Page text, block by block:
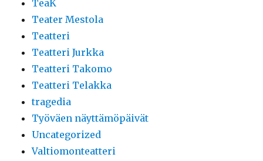
TeaK
Teater Mestola
Teatteri
Teatteri Jurkka
Teatteri Takomo
Teatteri Telakka
tragedia
Työväen näyttämöpäivät
Uncategorized
Valtiomonteatteri